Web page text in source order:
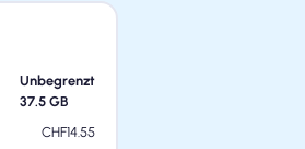
Unbegrenzt
37.5 GB
CHF14.55